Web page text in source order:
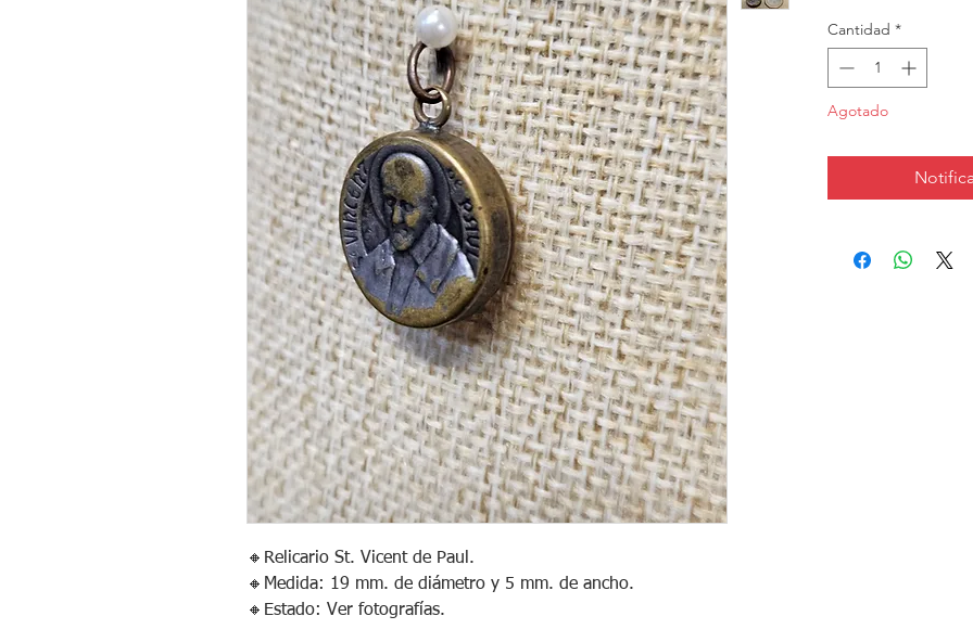
🔸️Relicario St. Vicent de Paul.
🔸️Medida: 19 mm. de diámetro y 5 mm. de ancho.
🔸️Estado: Ver fotografías.
Cantidad *
Agotado